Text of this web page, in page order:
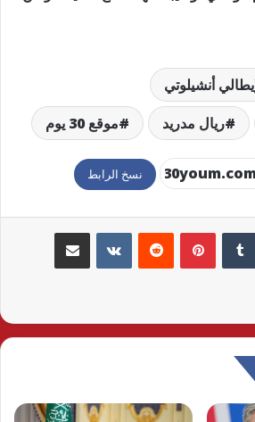
أنشيلوتي
ريال مدريد موقع 30 يوم
نسخ الرابط
بينتيريست مشاركة عبر البريد